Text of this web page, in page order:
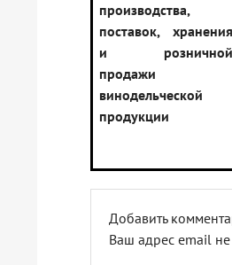
производства,
поставок, хранения
и розничной
продажи
винодельческой
продукции
Добавить
Ваш адрес email